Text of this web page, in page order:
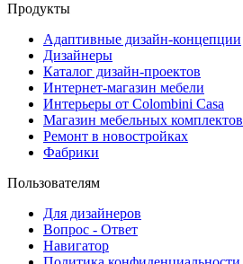
Продукты
Адаптивные дизайн-концепции
Дизайнеры
Каталог дизайн-проектов
Интернет-магазин мебели
Интерьеры от Colombini Casa
Магазин мебельных комплектов
Ремонт в новостройках
Фабрики
Пользователям
Для дизайнеров
Вопрос - Ответ
Навигатор